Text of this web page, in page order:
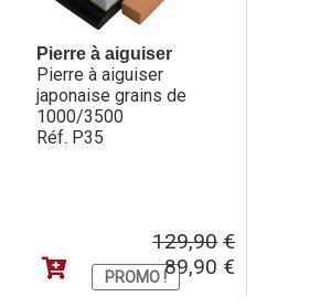
Pierre à aiguiser
Pierre à aiguiser
japonaise grains de
1000/3500
Réf. P35
PROMO !
129,90 €Le
prix
initial
était :
89,90 €
Le
prix
actuel
est :